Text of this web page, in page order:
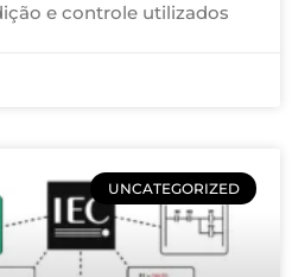
e controle utilizados
UNCATEGORIZED